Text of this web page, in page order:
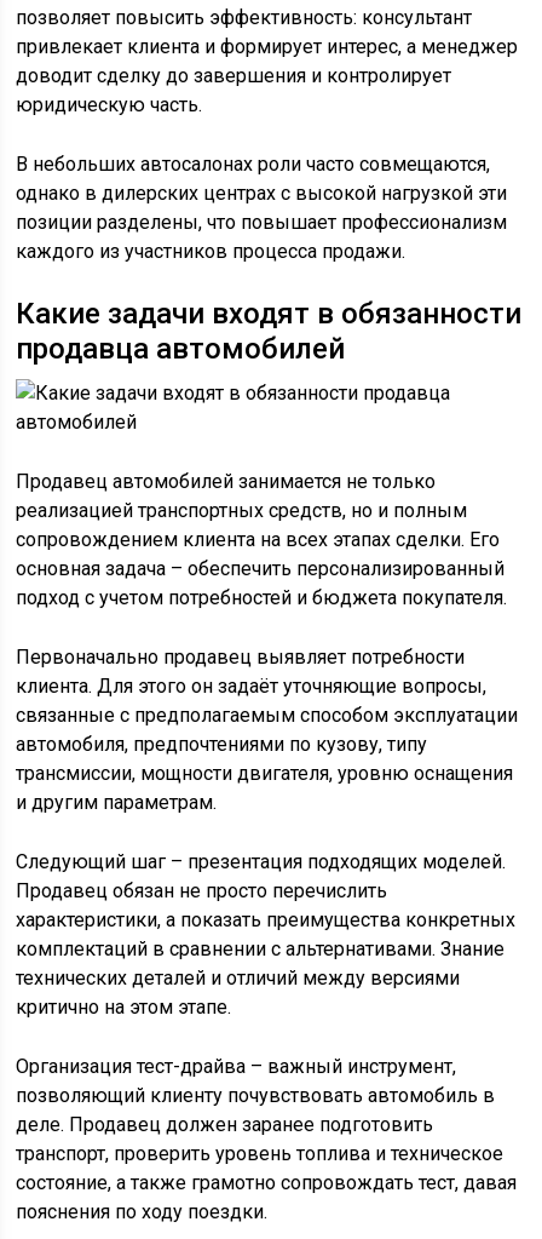
позволяет повысить эффективность: консультант
привлекает клиента и формирует интерес, а менеджер
доводит сделку до завершения и контролирует
юридическую часть.
В небольших автосалонах роли часто совмещаются,
однако в дилерских центрах с высокой нагрузкой эти
позиции разделены, что повышает профессионализм
каждого из участников процесса продажи.
Какие задачи входят в обязанности
продавца автомобилей
Продавец автомобилей занимается не только
реализацией транспортных средств, но и полным
сопровождением клиента на всех этапах сделки. Его
основная задача – обеспечить персонализированный
подход с учетом потребностей и бюджета покупателя.
Первоначально продавец выявляет потребности
клиента. Для этого он задаёт уточняющие вопросы,
связанные с предполагаемым способом эксплуатации
автомобиля, предпочтениями по кузову, типу
трансмиссии, мощности двигателя, уровню оснащения
и другим параметрам.
Следующий шаг – презентация подходящих моделей.
Продавец обязан не просто перечислить
характеристики, а показать преимущества конкретных
комплектаций в сравнении с альтернативами. Знание
технических деталей и отличий между версиями
критично на этом этапе.
Организация тест-драйва – важный инструмент,
позволяющий клиенту почувствовать автомобиль в
деле. Продавец должен заранее подготовить
транспорт, проверить уровень топлива и техническое
состояние, а также грамотно сопровождать тест, давая
пояснения по ходу поездки.